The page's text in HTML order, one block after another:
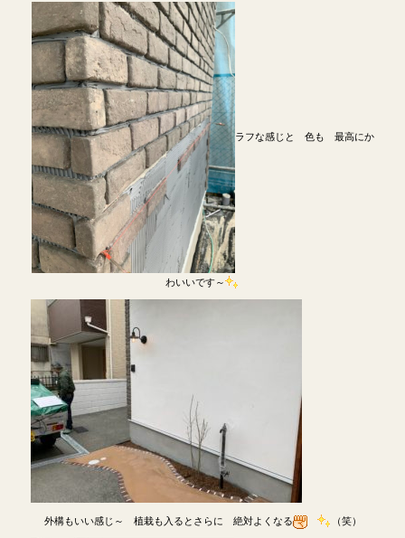
ラフな感じと 色も 最高にか
わいいです～
外構もいい感じ～ 植栽も入るとさらに 絶対よくなる （笑）